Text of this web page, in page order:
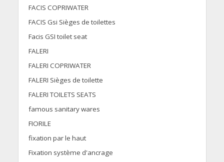
FACIS COPRIWATER
FACIS Gsi Sièges de toilettes
Facis GSI toilet seat
FALERI
FALERI COPRIWATER
FALERI Sièges de toilette
FALERI TOILETS SEATS
famous sanitary wares
FIORILE
fixation par le haut
Fixation système d'ancrage